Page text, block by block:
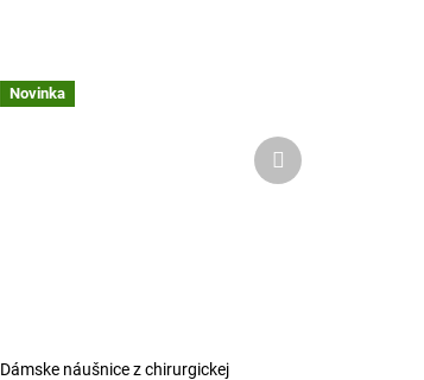
Novinka
Dámske náušnice z chirurgickej
Ďalší
produkt